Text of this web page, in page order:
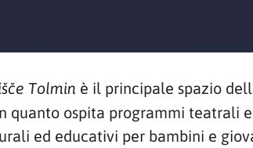
Tolmin è il principale spazio
quanto ospita programmi teatrali
ed educativi per bambini e